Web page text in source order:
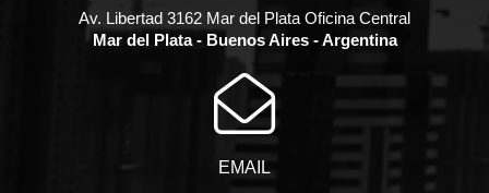
Av. Libertad 3162 Mar del Plata Oficina Central
Mar del Plata - Buenos Aires - Argentina
EMAIL